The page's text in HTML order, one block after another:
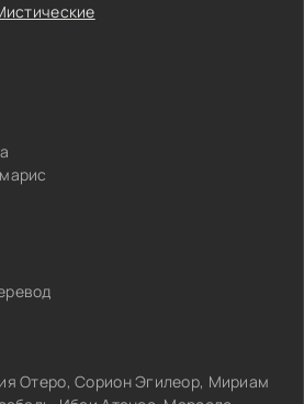
Отеро, Сорион Эгилеор, Мириам